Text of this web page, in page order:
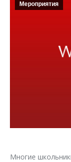
Мероприятия
Многие